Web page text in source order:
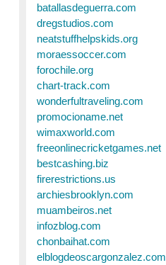
batallasdeguerra.com
dregstudios.com
neatstuffhelpskids.org
moraessoccer.com
forochile.org
chart-track.com
wonderfultraveling.com
promocioname.net
wimaxworld.com
freeonlinecricketgames.net
bestcashing.biz
firerestrictions.us
archiesbrooklyn.com
muambeiros.net
infozblog.com
chonbaihat.com
elblogdeoscargonzalez.com